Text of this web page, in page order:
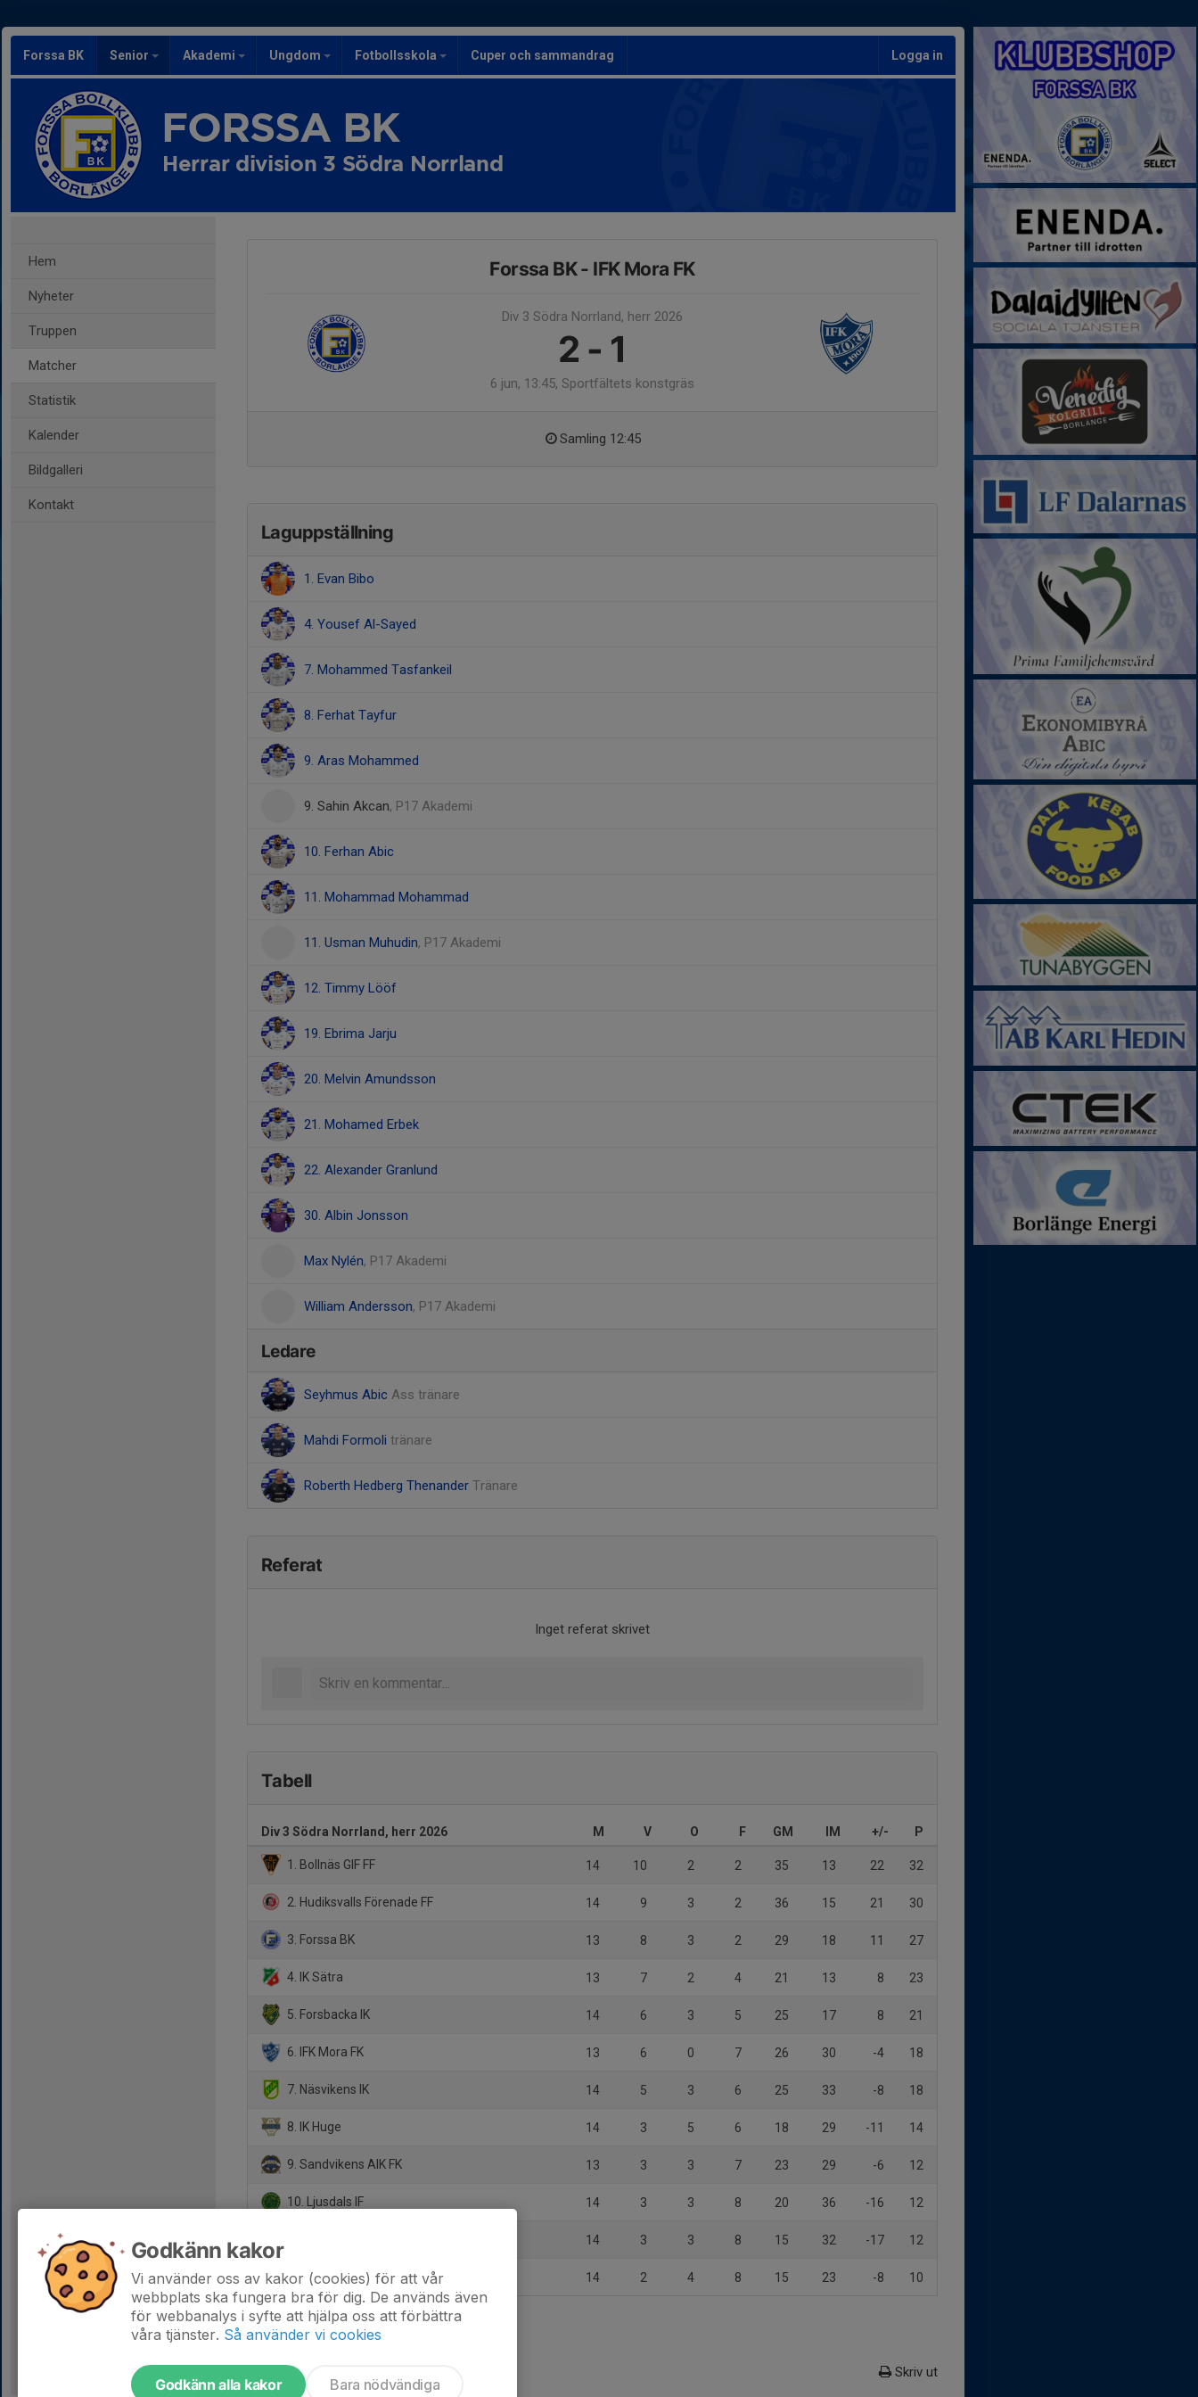
Forssa BK Senior Akademi Ungdom Fotbollsskola Cuper och sammandrag Logga in
FORSSA BK
Herrar division 3 Södra Norrland
Hem
Nyheter
Truppen
Matcher
Statistik
Kalender
Bildgalleri
Kontakt
Forssa BK - IFK Mora FK
Div 3 Södra Norrland, herr 2026
2 - 1
6 jun, 13:45, Sportfältets konstgräs
Samling 12:45
Laguppställning
1. Evan Bibo
4. Yousef Al-Sayed
7. Mohammed Tasfankeil
8. Ferhat Tayfur
9. Aras Mohammed
9. Sahin Akcan, P17 Akademi
10. Ferhan Abic
11. Mohammad Mohammad
11. Usman Muhudin, P17 Akademi
12. Timmy Lööf
19. Ebrima Jarju
20. Melvin Amundsson
21. Mohamed Erbek
22. Alexander Granlund
30. Albin Jonsson
Max Nylén, P17 Akademi
William Andersson, P17 Akademi
Ledare
Seyhmus Abic Ass tränare
Mahdi Formoli tränare
Roberth Hedberg Thenander Tränare
Referat
Inget referat skrivet
Tabell
Div 3 Södra Norrland, herr 2026 M V O F GM IM +/- P
1. Bollnäs GIF FF 14 10 2 2 35 13 22 32
2. Hudiksvalls Förenade FF 14 9 3 2 36 15 21 30
3. Forssa BK 13 8 3 2 29 18 11 27
4. IK Sätra 13 7 2 4 21 13 8 23
5. Forsbacka IK 14 6 3 5 25 17 8 21
6. IFK Mora FK 13 6 0 7 26 30 -4 18
7. Näsvikens IK 14 5 3 6 25 33 -8 18
8. IK Huge 14 3 5 6 18 29 -11 14
9. Sandvikens AIK FK 13 3 3 7 23 29 -6 12
10. Ljusdals IF 14 3 3 8 20 36 -16 12
14 3 3 8 15 32 -17 12
12. Åbyggeby FK 14 2 4 8 15 23 -8 10
Skriv ut
Godkänn kakor
Vi använder oss av kakor (cookies) för att vår
webbplats ska fungera bra för dig. De används även
för webbanalys i syfte att hjälpa oss att förbättra
våra tjänster. Så använder vi cookies
Godkänn alla kakor Bara nödvändiga